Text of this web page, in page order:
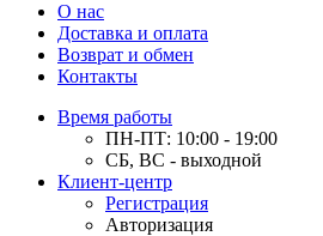
О нас
Доставка и оплата
Возврат и обмен
Контакты
Время работы
ПН-ПТ: 10:00 - 19:00
СБ, ВС - выходной
Клиент-центр
Регистрация
Авторизация